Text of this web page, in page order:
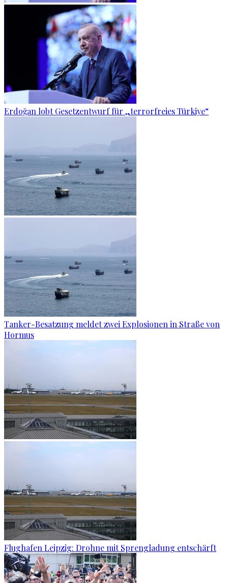
Erdoğan lobt Gesetzentwurf für „terrorfreies Türkiye“
Tanker-Besatzung meldet zwei Explosionen in Straße von
Hormus
Flughafen Leipzig: Drohne mit Sprengladung entschärft